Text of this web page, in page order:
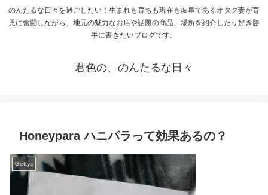
のんたるな日々を過ごしたい！生まれも育ちも現在も岐阜であるオタク妻が育
児に奮闘しながら、地元の魅力なお店や話題の商品、場所を紹介したり好き勝
手に書きたいブログです。
君色の、のんたるな日々
Honeypara ハニパラって効果あるの？
Gettys